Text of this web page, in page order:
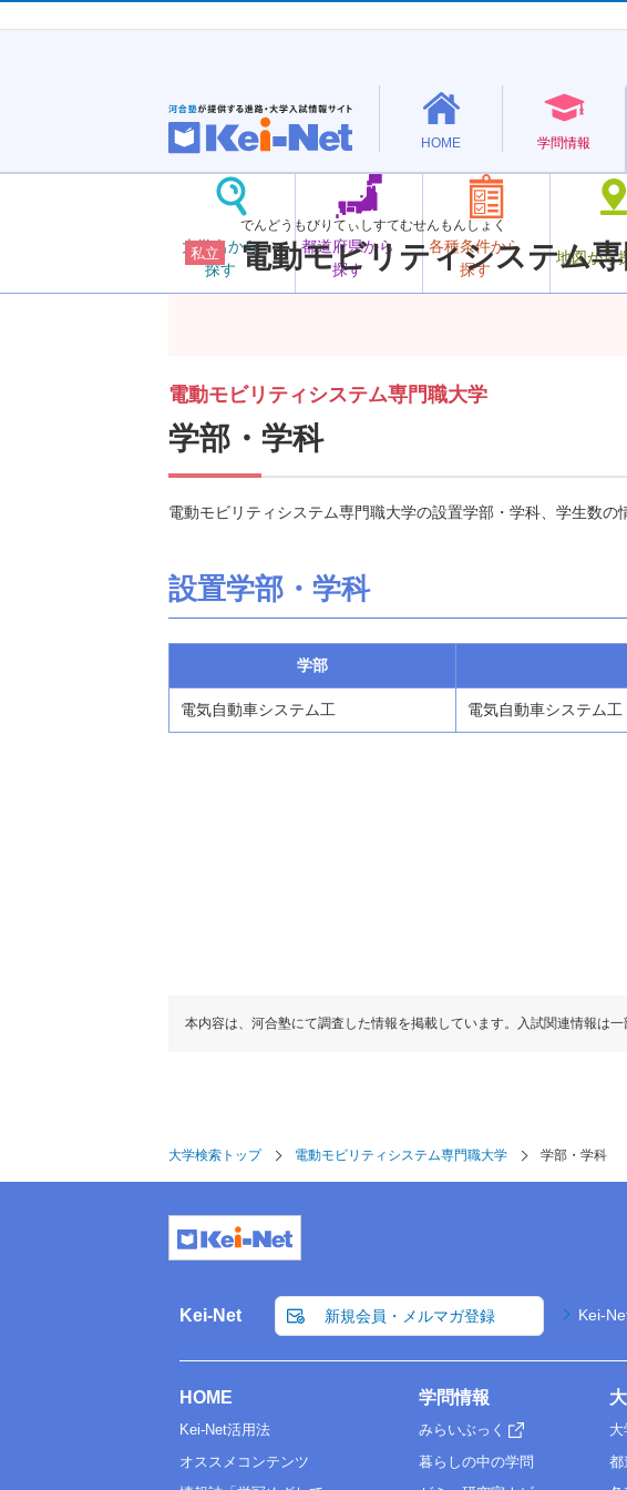
HOME 学問情報
大学名から
探す
都道府県から
探す
各種条件から
探す
地図から
私立
でんどうもびりてぃしすてむせんもんしょく
電動モビリティシステム
電動モビリティシステム専門職大学
学部・学科
電動モビリティシステム専門職大学の設置学部・学科、学生数の
設置学部・学科
学部
電気自動車システム工 電気自動車システム工
本内容は、河合塾にて調査した情報を掲載しています。入試関連情報は
大学検索トップ 電動モビリティシステム専門職大学 学部・学科
Kei-Net 新規会員・メルマガ登録 Kei-
HOME
Kei-Net活用法
オススメコンテンツ
学問情報
みらいぶっく
暮らしの中の学問
都